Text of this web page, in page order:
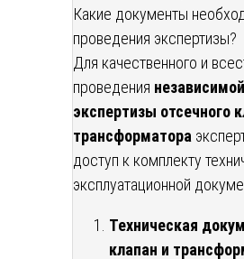
Какие документы
проведения экспертизы?
Для качественного и
проведения
экспертизы отсечного
трансформатора
доступ к комплекту
эксплуатационной
Техническая
клапан и